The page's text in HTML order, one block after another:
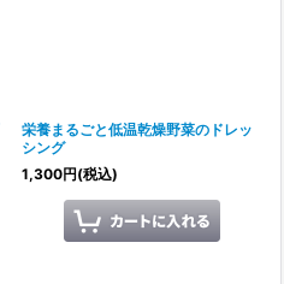
栄養まるごと低温乾燥野菜のドレッ
シング
1,300円(税込)